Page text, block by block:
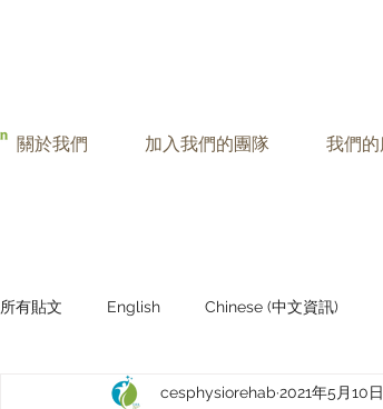
關於我們 加入我們的團隊 我們
所有貼文 English Chinese (中文資訊)
Research Sharing (研究文獻分享) Staying
cesphysiorehab 2021年5月10日